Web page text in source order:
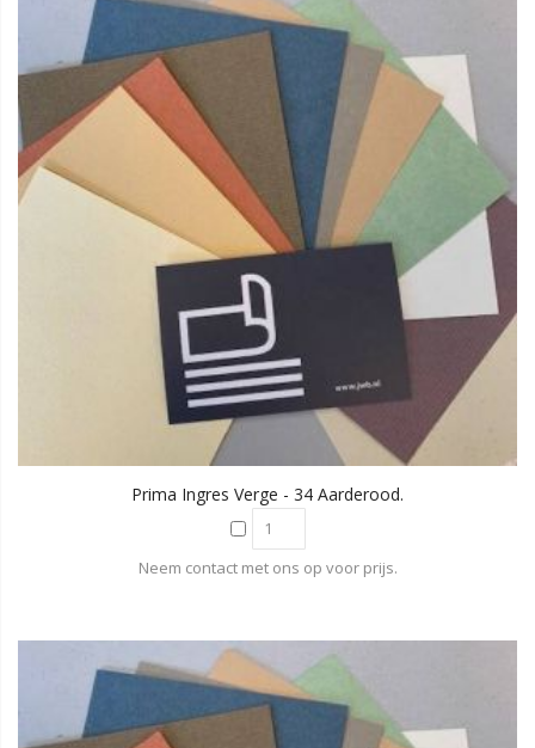
Prima Ingres Verge - 34 Aarderood.
Neem contact met ons op voor prijs.